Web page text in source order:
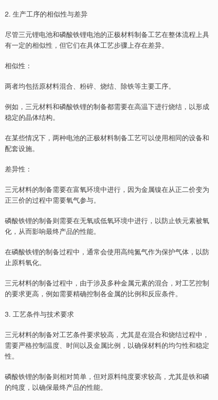
2. 生产工序的相似性与差异
尽管三元锂电池和磷酸铁锂电池的正极材料制备工艺在整体流程上具
有一定的相似性，但它们在具体工艺步骤上存在差异。
相似性：
两者均包括原材料混合、粉碎、烧结、除铁等主要工序。
例如，三元材料和磷酸铁锂的制备都需要在高温下进行烧结，以形成
稳定的晶体结构。
在某些情况下，两种电池的正极材料制备工艺可以使用相同的设备和
配套设施。
差异性：
三元材料的制备需要在富氧环境中进行，因为金属镍在从正二价变为
正三价的过程中需要氧气参与。
磷酸铁锂的制备则需要在无氧或低氧环境中进行，以防止铁元素被氧
化，从而影响最终产品的性能。
在磷酸铁锂的制备过程中，通常会使用高纯氮气作为保护气体，以防
止原料氧化。
三元材料的制备过程中，由于涉及多种金属元素的混合，对工艺控制
的要求更高，例如需要精确控制各金属的比例和反应条件。
3. 工艺条件与技术要求
三元材料的制备对工艺条件要求较高，尤其是在混合和烧结过程中，
需要严格控制温度、时间以及金属比例，以确保材料的均匀性和稳定
性。
磷酸铁锂的制备则相对简单，但对原料纯度要求较高，尤其是铁和磷
的纯度，以确保最终产品的性能。